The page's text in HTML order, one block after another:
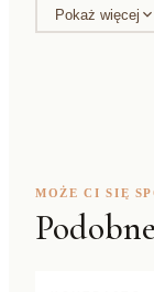
Wysokość
EAN
Pokaż więcej
MOŻE CI SIĘ
Podobne